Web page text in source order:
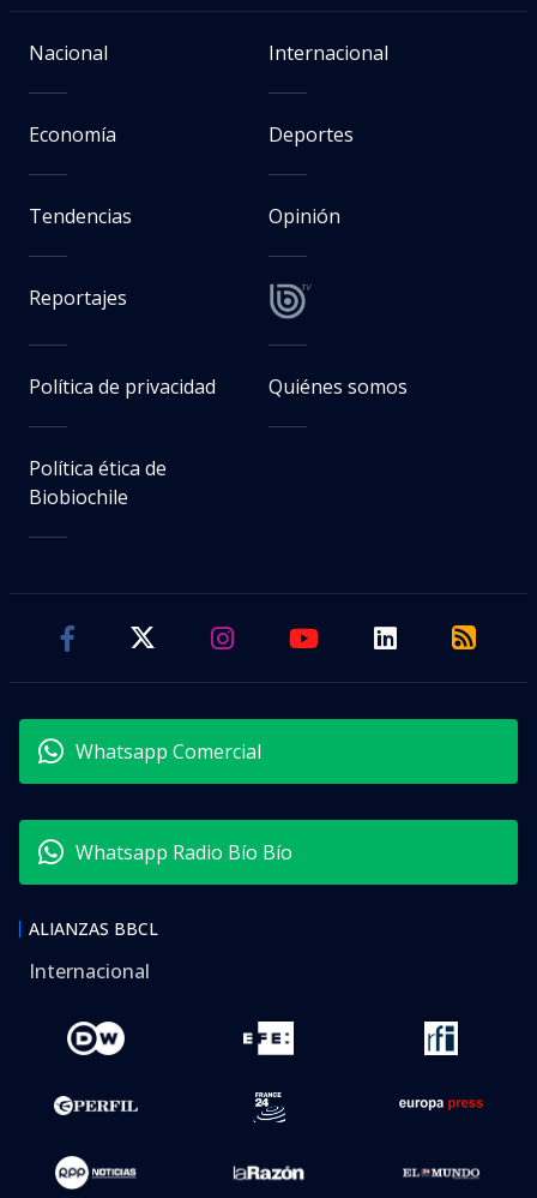
Nacional Internacional
Economía Deportes
Tendencias Opinión
Reportajes
Política de privacidad Quiénes somos
Política ética de
Biobiochile
Whatsapp Comercial
Whatsapp Radio Bío Bío
ALIANZAS BBCL
Internacional